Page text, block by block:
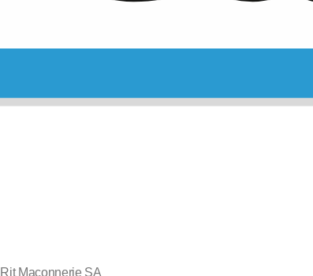
Rit Maçonnerie SA